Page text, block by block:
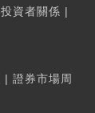
投資者關係 |
| 證券市場周